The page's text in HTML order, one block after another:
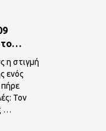
η στιγμή
ενός
Τον
…